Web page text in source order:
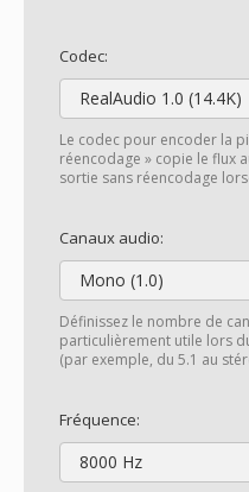
Codec:
RealAudio 1.0 (14.4K)
Le codec pour encoder la
réencodage » copie le flux
sortie sans réencodage
Canaux audio:
Mono (1.0)
Définissez le nombre de
particulièrement utile lors
(par exemple, du 5.1 au
Fréquence:
8000 Hz